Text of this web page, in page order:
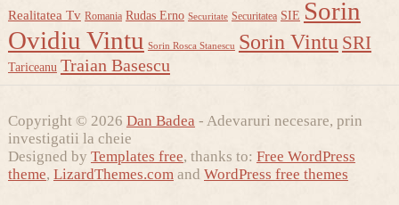
Realitatea Tv Romania Rudas Erno Securitate Securitatea SIE Sorin
Ovidiu Vintu Sorin Rosca Stanescu Sorin Vintu SRI
Tariceanu Traian Basescu
Copyright © 2026 Dan Badea - Adevaruri necesare, prin
investigatii la cheie
Designed by Templates free, thanks to: Free WordPress
theme, LizardThemes.comand WordPress free themes